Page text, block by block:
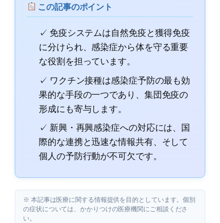
この記事のポイント
✓ 免疫システムは自然免疫と獲得免疫
に分けられ、感染症から体を守る重要
な役割を担っています。
✓ ワクチン接種は感染症予防の最も効
果的な手段の一つであり、集団免疫の
形成にも寄与します。
✓ 新興・再興感染症への対応には、国
際的な連携と迅速な情報共有、そして
個人の予防行動が不可欠です。
※ 本記事は医療に関する情報提供を目的としています。個別
の症状については、かかりつけの医療機関にご相談くださ
い。